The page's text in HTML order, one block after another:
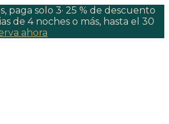
paga solo 3· 25 % de descuento
de 4 noches o más, hasta el 30
ahora